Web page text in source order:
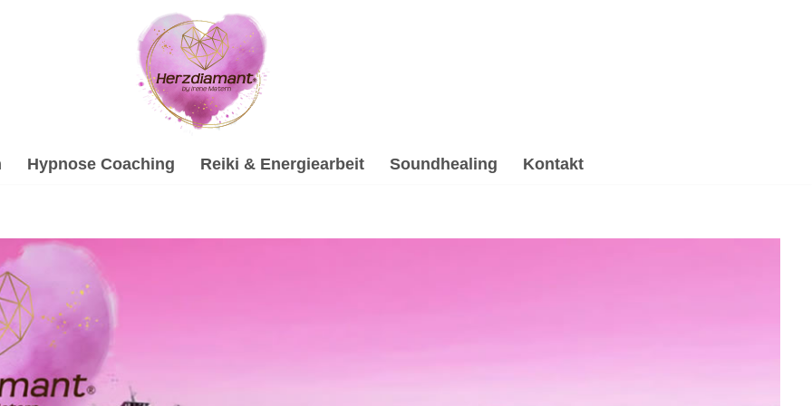
Hypnose Coaching Reiki & Energiearbeit Soundhealing Kontakt
oder ✓Soundhealing & Reiki, Gesprächstherapie, Hypnose, Psychotherapie Alternative. ➡️ 💓️
✓Gesprächstherapie, ✓Hypnose, ✓Psychologische Beratung, ✓Soundhealing & Reiki als auch
Ihr Partner auf jedem Schritt ✉.